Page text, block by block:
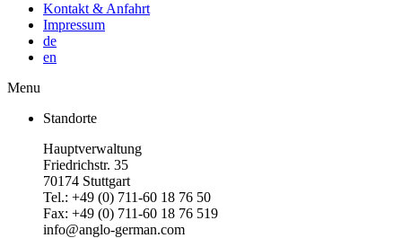
Kontakt & Anfahrt
Impressum
de
en
Menu
Standorte
Hauptverwaltung
Friedrichstr. 35
70174 Stuttgart
Tel.: +49 (0) 711-60 18 76 50
Fax: +49 (0) 711-60 18 76 519
info@anglo-german.com